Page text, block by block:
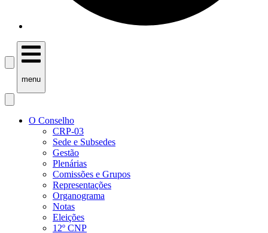
menu
O Conselho
CRP-03
Sede e Subsedes
Gestão
Plenárias
Comissões e Grupos
Representações
Organograma
Notas
Eleições
12º CNP